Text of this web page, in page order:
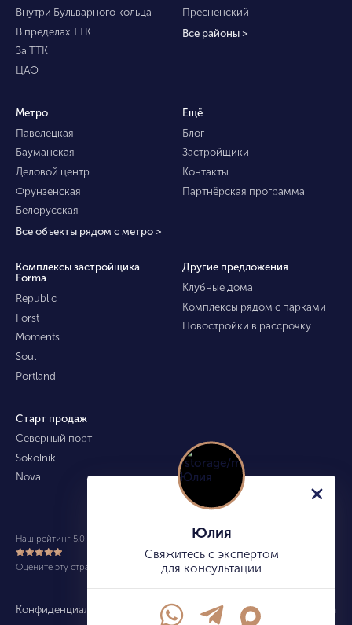
Внутри Бульварного кольца
В пределах ТТК
За ТТК
ЦАО
Пресненский
Все районы >
Метро
Павелецкая
Бауманская
Деловой центр
Фрунзенская
Белорусская
Все объекты рядом с метро >
Ещё
Блог
Застройщики
Контакты
Партнёрская программа
Комплексы застройщика
Forma
Republic
Forst
Moments
Soul
Portland
Другие предложения
Клубные дома
Комплексы рядом с парками
Новостройки в рассрочку
Старт продаж
Северный порт
Sokolniki
Nova
Конфиденциальность Карта сайта info@kupitekvartiru.com
Наш рейтинг 5.0 из 5 (490)
Оцените эту страницу
Юлия
Свяжитесь с экспертом
для консультации